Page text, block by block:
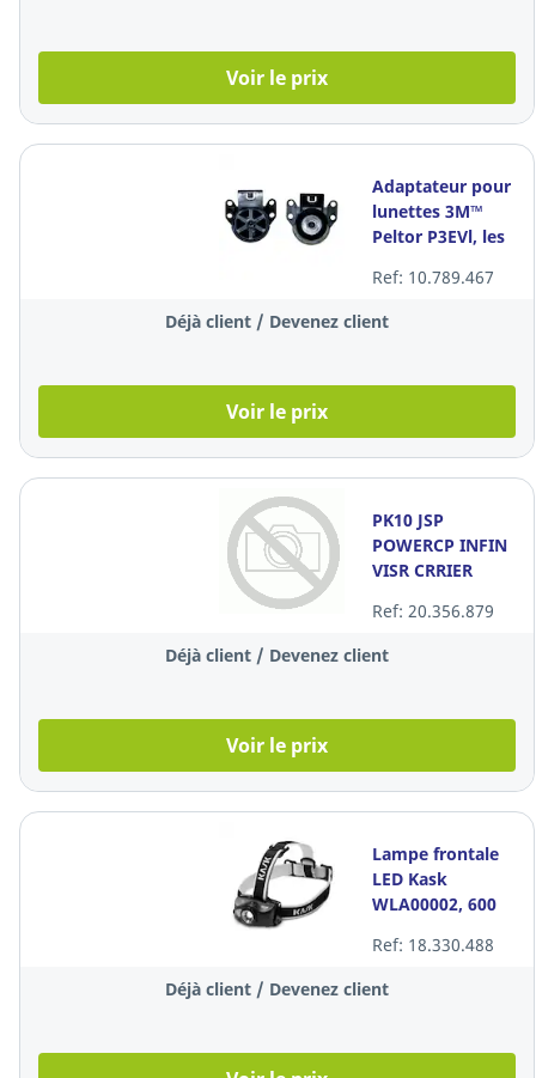
Voir le prix
Adaptateur pour
lunettes 3M™
Peltor P3EVl, les
Ref: 10.789.467
Déjà client / Devenez client
Voir le prix
PK10 JSP
POWERCP INFIN
VISR CRRIER
Ref: 20.356.879
Déjà client / Devenez client
Voir le prix
Lampe frontale
LED Kask
WLA00002, 600
Ref: 18.330.488
Déjà client / Devenez client